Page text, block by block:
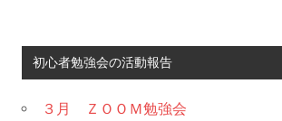
初心者勉強会の活動報告
３月 ＺＯＯＭ勉強会